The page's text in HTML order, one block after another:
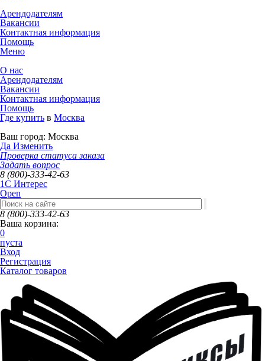
Арендодателям
Вакансии
Контактная информация
Помощь
Меню
О нас
Арендодателям
Вакансии
Контактная информация
Помощь
Где купить в Москва
Ваш город: Москва
Да Изменить
Проверка статуса заказа
Задать вопрос
8 (800)-333-42-63
1C Интерес
Open
8 (800)-333-42-63
Ваша корзина:
0
пуста
Вход
Регистрация
Каталог товаров